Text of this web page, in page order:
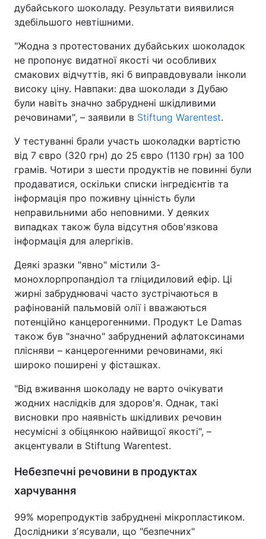
дубайського шоколаду. Результати виявилися
здебільшого невтішними.
"Жодна з протестованих дубайських шоколадок
не пропонує видатної якості чи особливих
смакових відчуттів, які б виправдовували інколи
високу ціну. Навпаки: два шоколади з Дубаю
були навіть значно забруднені шкідливими
речовинами", – заявили в Stiftung Warentest.
У тестуванні брали участь шоколадки вартістю
від 7 євро (320 грн) до 25 євро (1130 грн) за 100
грамів. Чотири з шести продуктів не повинні були
продаватися, оскільки списки інгредієнтів та
інформація про поживну цінність були
неправильними або неповними. У деяких
випадках також була відсутня обов'язкова
інформація для алергіків.
Деякі зразки "явно" містили 3-
монохлорпропандіол та гліцидиловий ефір. Ці
жирні забруднювачі часто зустрічаються в
рафінованій пальмовій олії і вважаються
потенційно канцерогенними. Продукт Le Damas
також був "значно" забруднений афлатоксинами
плісняви – канцерогенними речовинами, які
широко поширені у фісташках.
"Від вживання шоколаду не варто очікувати
жодних наслідків для здоров'я. Однак, такі
висновки про наявність шкідливих речовин
несумісні з обіцянкою найвищої якості", –
акцентували в Stiftung Warentest.
Небезпечні речовини в продуктах
харчування
99% морепродуктів забруднені мікропластиком.
Дослідники зʼясували, що "безпечних"